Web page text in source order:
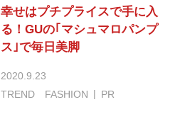
幸せはプチプライスで手に入
る！GUの｢マシュマロパンプ
ス｣で毎日美脚
2020.9.23
TREND
FASHION PR